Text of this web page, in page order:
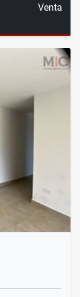
Venta